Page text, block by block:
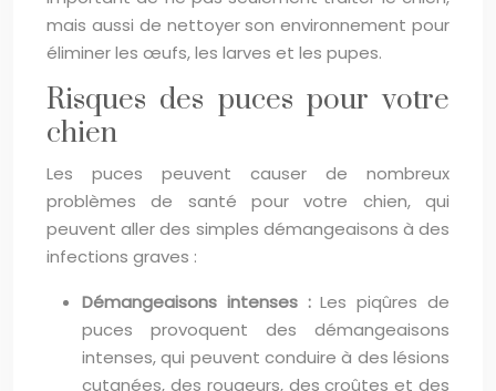
mais aussi de nettoyer son environnement pour
éliminer les œufs, les larves et les pupes.
Risques des puces pour votre
chien
Les puces peuvent causer de nombreux
problèmes de santé pour votre chien, qui
peuvent aller des simples démangeaisons à des
infections graves :
Démangeaisons intenses :Les piqûres de
puces provoquent des démangeaisons
intenses, qui peuvent conduire à des lésions
cutanées, des rougeurs, des croûtes et des